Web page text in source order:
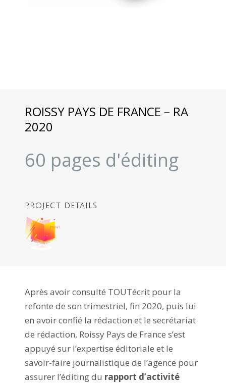
ROISSY PAYS DE FRANCE – RA
2020
60 pages d'éditing
PROJECT DETAILS
Après avoir consulté TOUTécrit pour la
refonte de son trimestriel, fin 2020, puis lui
en avoir confié la rédaction et le secrétariat
de rédaction, Roissy Pays de France s’est
appuyé sur l’expertise éditoriale et le
savoir-faire journalistique de l’agence pour
assurer l’éditing du rapport d’activité